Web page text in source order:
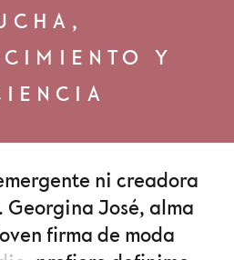
Y
ni creadora
José, alma
firma de moda